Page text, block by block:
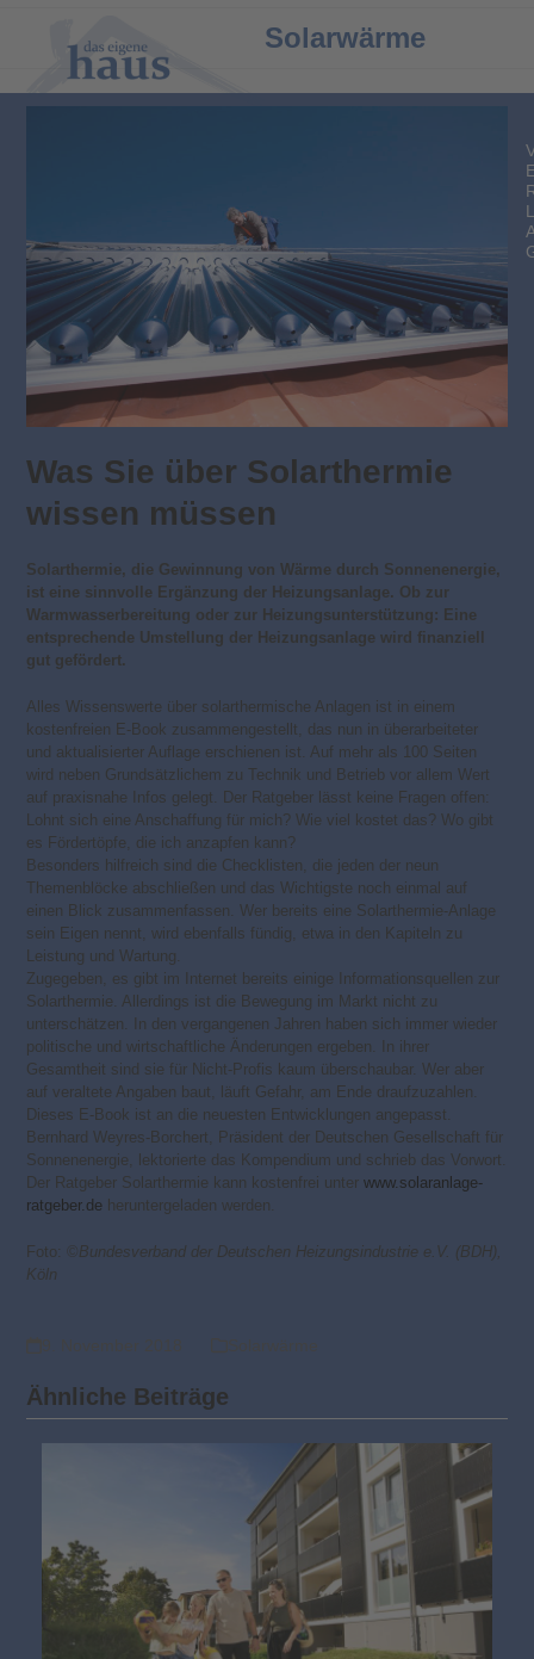
mobile
menu
mobile
menu
Solarwärme
Was Sie über Solarthermie
wissen müssen
Solarthermie, die Gewinnung von Wärme durch Sonnenenergie,
ist eine sinnvolle Ergänzung der Heizungsanlage. Ob zur
Warmwasserbereitung oder zur Heizungsunterstützung: Eine
entsprechende Umstellung der Heizungsanlage wird finanziell
gut gefördert.
Alles Wissenswerte über solarthermische Anlagen ist in einem
kostenfreien E-Book zusammengestellt, das nun in überarbeiteter
und aktualisierter Auflage erschienen ist. Auf mehr als 100 Seiten
wird neben Grundsätzlichem zu Technik und Betrieb vor allem Wert
auf praxisnahe Infos gelegt. Der Ratgeber lässt keine Fragen offen:
Lohnt sich eine Anschaffung für mich? Wie viel kostet das? Wo gibt
es Fördertöpfe, die ich anzapfen kann?
Besonders hilfreich sind die Checklisten, die jeden der neun
Themenblöcke abschließen und das Wichtigste noch einmal auf
einen Blick zusammenfassen. Wer bereits eine Solarthermie-Anlage
sein Eigen nennt, wird ebenfalls fündig, etwa in den Kapiteln zu
Leistung und Wartung.
Zugegeben, es gibt im Internet bereits einige Informationsquellen zur
Solarthermie. Allerdings ist die Bewegung im Markt nicht zu
unterschätzen. In den vergangenen Jahren haben sich immer wieder
politische und wirtschaftliche Änderungen ergeben. In ihrer
Gesamtheit sind sie für Nicht-Profis kaum überschaubar. Wer aber
auf veraltete Angaben baut, läuft Gefahr, am Ende draufzuzahlen.
Dieses E-Book ist an die neuesten Entwicklungen angepasst.
Bernhard Weyres-Borchert, Präsident der Deutschen Gesellschaft für
Sonnenenergie, lektorierte das Kompendium und schrieb das Vorwort.
Der Ratgeber Solarthermie kann kostenfrei unter www.solaranlage-
ratgeber.de heruntergeladen werden.
Foto: © Bundesverband der Deutschen Heizungsindustrie e.V. (BDH),
Köln
Ähnliche Beiträge
L